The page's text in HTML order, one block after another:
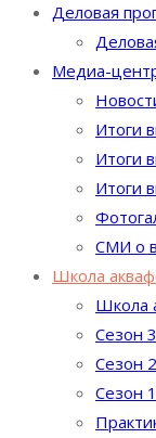
Деловая
Медиа-
Итоги
Итоги
Итоги
СМИ о
Школа
Школа
Сезон
Сезон
Сезон